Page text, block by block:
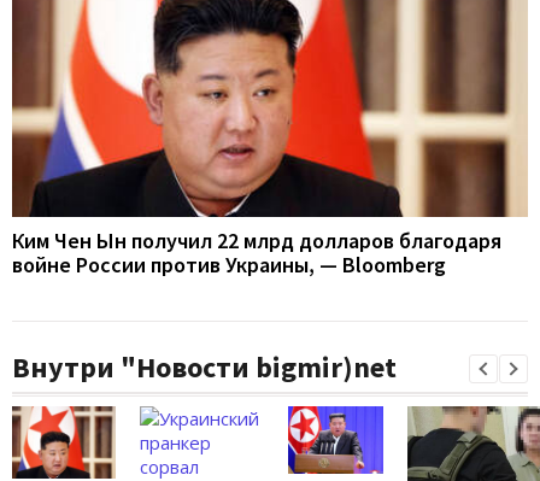
Ким Чен Ын получил 22 млрд долларов благодаря
войне России против Украины, — Bloomberg
Внутри "Новости bigmir)net